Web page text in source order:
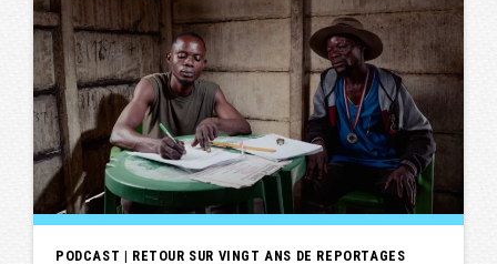
PODCAST | RETOUR SUR VINGT ANS DE REPORTAGES